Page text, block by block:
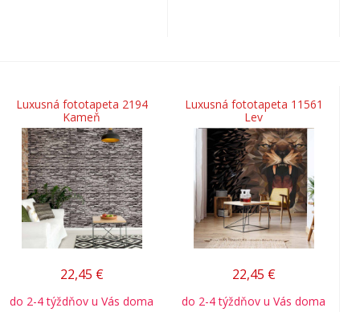
Luxusná fototapeta 2194
Kameň
22,45 €
do 2-4 týždňov u Vás doma
Luxusná fototapeta 11561
Lev
22,45 €
do 2-4 týždňov u Vás doma